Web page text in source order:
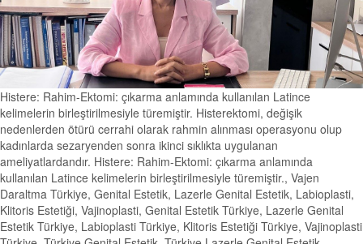
Histere: Rahim-Ektomi: çıkarma anlamında kullanılan Latince
kelimelerin birleştirilmesiyle türemiştir. Histerektomi, değişik
nedenlerden ötürü cerrahi olarak rahmin alınması operasyonu olup
kadınlarda sezaryenden sonra ikinci sıklıkta uygulanan
ameliyatlardandır. Histere: Rahim-Ektomi: çıkarma anlamında
kullanılan Latince kelimelerin birleştirilmesiyle türemiştir., Vajen
Daraltma Türkiye, Genital Estetik, Lazerle Genital Estetik, Labioplasti,
Klitoris Estetiği, Vajinoplasti, Genital Estetik Türkiye, Lazerle Genital
Estetik Türkiye, Labioplasti Türkiye, Klitoris Estetiği Türkiye, Vajinoplasti